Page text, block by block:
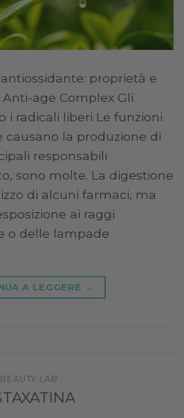
proprietà e
age Complex Gli
i radicali liberi Le funzioni
causano la produzione di
responsabili
sono molte. La digestione
di alcuni farmaci, ma
ai raggi
o delle lampade
A LEGGERE →
BEAUTY LAB